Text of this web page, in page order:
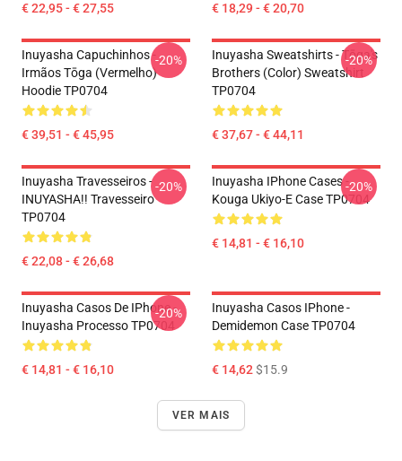
€ 22,95 - € 27,55 € 18,29 - € 20,70
Inuyasha Capuchinhos -
Irmãos Tōga (vermelho)
Hoodie TP0704
€ 39,51 - € 45,95
-20%
Inuyasha Sweatshirts - Tōga's
Brothers (color) Sweatshirt
TP0704
€ 37,67 - € 44,11
-20%
Inuyasha Travesseiros -
INUYASHA!! Travesseiro
TP0704
€ 22,08 - € 26,68
-20%
Inuyasha IPhone Cases -
Kouga Ukiyo-E Case TP0704
€ 14,81 - € 16,10
-20%
Inuyasha Casos De IPhone -
Inuyasha Processo TP0704
€ 14,81 - € 16,10
-20%
Inuyasha Casos IPhone -
Demidemon Case TP0704
€ 14,62$15.9
VER MAIS